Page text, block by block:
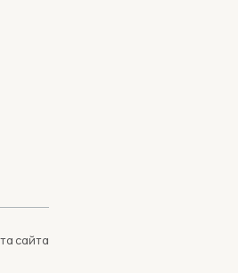
сайта